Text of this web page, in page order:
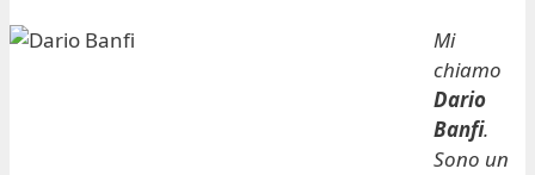
Mi
chiamo
Dario
Banfi.
Sono un